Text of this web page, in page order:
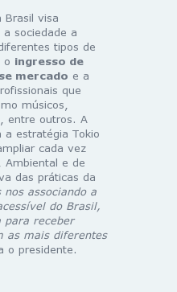
Brasil visa
sociedade a
tipos de
o ingresso de
mercado e a
que
músicos,
entre outros. A
a estratégia Tokio
cada vez
Ambiental e de
das práticas da
nos associando a
do Brasil,
para receber
as mais diferentes
o presidente.